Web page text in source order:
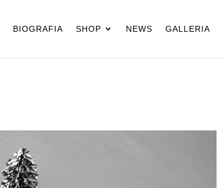
BIOGRAFIA SHOP NEWS GALLERIA